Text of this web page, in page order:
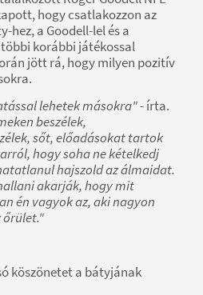
hogy csatlakozzon az
hez, a Goodell-lel és a
korábbi játékossal
jött rá, hogy milyen pozitív
lehetek másokra"- írta.
beszélek,
sőt, előadásokat tartok
hogy soha ne kételkedj
hajszold az álmaidat.
akarják, hogy mit
én vagyok az, aki nagyon
őrület."
köszönetet a bátyjának